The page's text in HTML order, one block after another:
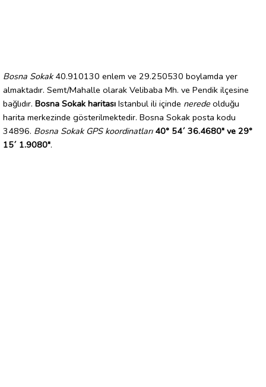
Bosna Sokak40.910130 enlem ve 29.250530 boylamda yer
almaktadır. Semt/Mahalle olarak Velibaba Mh. ve Pendik ilçesine
bağlıdır. Bosna Sokak haritası Istanbul ili içinde nerede olduğu
harita merkezinde gösterilmektedir. Bosna Sokak posta kodu
34896. Bosna Sokak GPS koordinatları 40° 54´ 36.4680" ve 29°
15´ 1.9080".